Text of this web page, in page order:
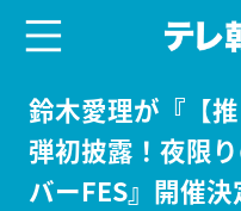
鈴木愛理が『【
弾初披露！夜限
バーFES』開催決